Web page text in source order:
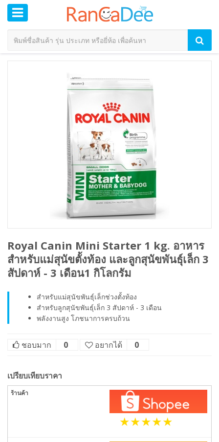
Royal Canin Mini Starter 1 kg. อาหาร
สำหรับแม่สุนัขตั้งท้อง และลูกสุนัขพันธุ์เล็ก 3
สัปดาห์ - 3 เดือน1 กิโลกรัม
สำหรับแม่สุนัขพันธุ์เล็กช่วงตั้งท้อง
สำหรับลูกสุนัขพันธุ์เล็ก 3 สัปดาห์ - 3 เดือน
พลังงานสูง โภชนาการครบถ้วน
ชอบมาก 0 อยากได้ 0
เปรียบเทียบราคา